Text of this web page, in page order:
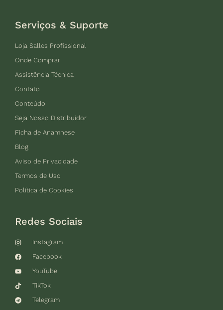
Serviços & Suporte
Loja Salles Profissional
Onde Comprar
Assistência Técnica
Contato
Conteúdo
Seja Nosso Distribuidor
Ficha de Anamnese
Blog
Aviso de Privacidade
Termos de Uso
Política de Cookies
Redes Sociais
Instagram
Facebook
YouTube
TikTok
Telegram